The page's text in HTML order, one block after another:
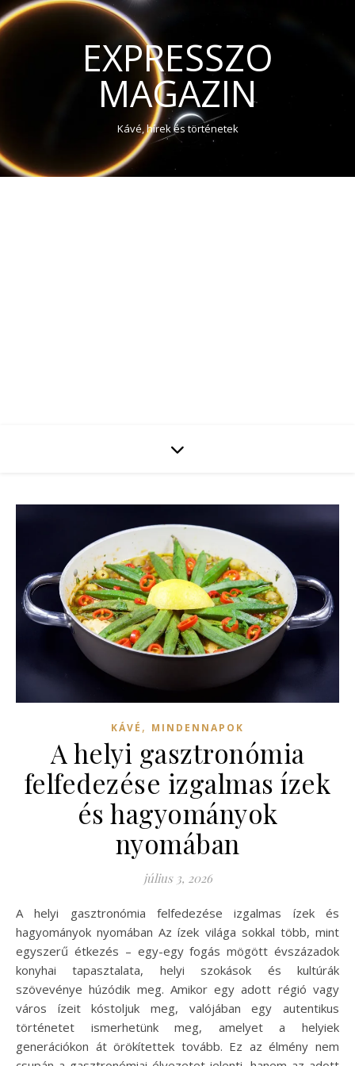
EXPRESSZO
MAGAZIN
Kávé, hírek és történetek
KÁVÉ , MINDENNAPOK
A helyi gasztronómia
felfedezése izgalmas ízek
és hagyományok
nyomában
július 3, 2026
A helyi gasztronómia felfedezése izgalmas ízek és
hagyományok nyomában Az ízek világa sokkal több, mint
egyszerű étkezés – egy-egy fogás mögött évszázadok
konyhai tapasztalata, helyi szokások és kultúrák
szövevénye húzódik meg. Amikor egy adott régió vagy
város ízeit kóstoljuk meg, valójában egy autentikus
történetet ismerhetünk meg, amelyet a helyiek
generációkon át örökítettek tovább. Ez az élmény nem